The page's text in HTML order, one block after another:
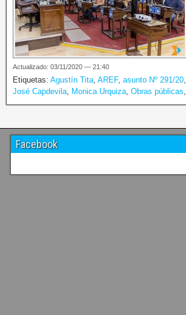
Actualizado: 03/11/2020 — 21:40
Etiquetas: Agustín Tita, AREF, asunto Nº 291/20,
José Capdevila, Monica Urquiza, Obras públicas,
Facebook